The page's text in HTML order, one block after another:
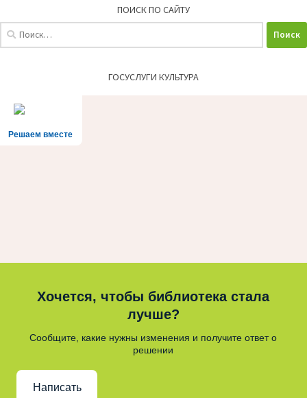
ПОИСК ПО САЙТУ
ГОСУСЛУГИ КУЛЬТУРА
Решаем вместе
Хочется, чтобы библиотека стала
лучше?
Сообщите, какие нужны изменения и получите ответ о
решении
Написать